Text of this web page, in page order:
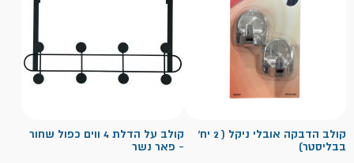
קולב הדבקה אובלי ניקל ( 2 יח'
בבליסטר)
קולב על הדלת 4 ווים כפול שחור
- פאר נשר